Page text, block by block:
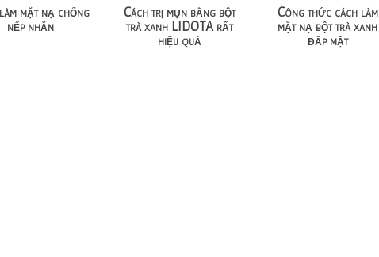
mặt nạ chống
nếp nhăn
Cách trị mụn bằng bột
trà xanh LIDOTA rất
hiệu quả
Công thức cách làm
mặt nạ bột trà xanh
đắp mặt